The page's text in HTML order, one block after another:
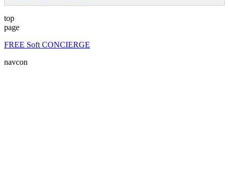
top
page
FREE Soft CONCIERGE
navcon